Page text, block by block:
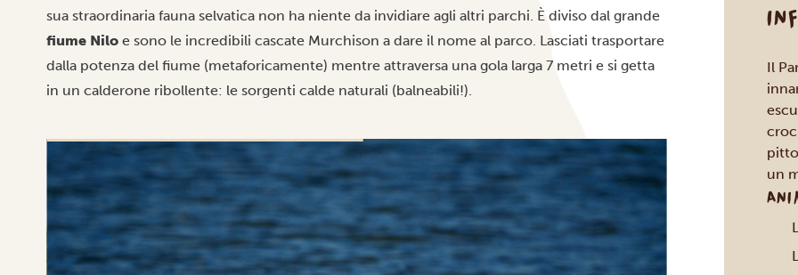
sua straordinaria fauna selvatica non ha niente da invidiare agli altri parchi. È diviso dal grande
fiume Nilo e sono le incredibili cascate Murchison a dare il nome al parco. Lasciati trasportare
dalla potenza del fiume (metaforicamente) mentre attraversa una gola larga 7 metri e si getta
in un calderone ribollente: le sorgenti calde naturali (balneabili!).
Il
un